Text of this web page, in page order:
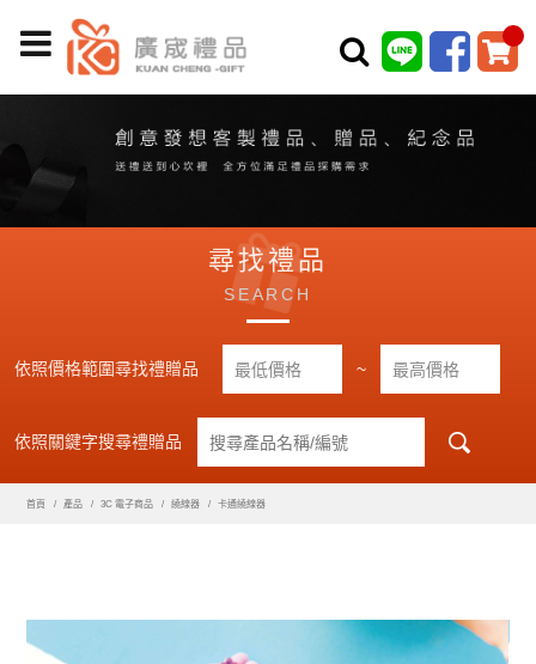
尋找禮品
SEARCH
依照價格範圍尋找禮贈品 ~
依照關鍵字搜尋禮贈品
首頁 產品 3C 電子商品 繞線器 卡通繞線器